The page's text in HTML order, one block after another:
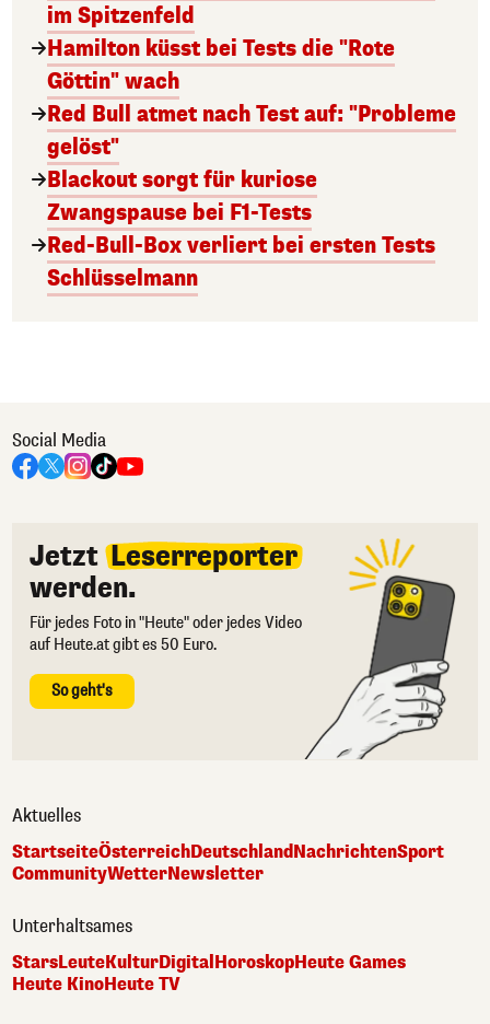
im Spitzenfeld
Hamilton küsst bei Tests die "Rote
Göttin" wach
Red Bull atmet nach Test auf: "Probleme
gelöst"
Blackout sorgt für kuriose
Zwangspause bei F1-Tests
Red-Bull-Box verliert bei ersten Tests
Schlüsselmann
Social Media
Jetzt Leserreporter
werden.
Für jedes Foto in "Heute" oder jedes Video
auf Heute.at gibt es 50 Euro.
So geht's
Aktuelles
StartseiteÖsterreichDeutschlandNachrichtenSport
CommunityWetterNewsletter
Unterhaltsames
StarsLeuteKulturDigitalHoroskopHeute Games
Heute KinoHeute TV